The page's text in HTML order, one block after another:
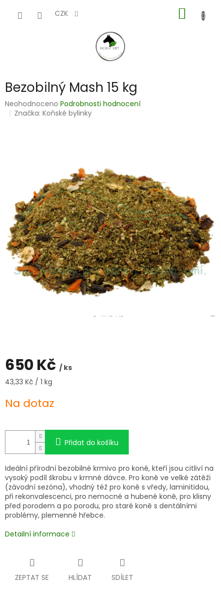
CZK
KOŠÍK
Bezobilný Mash 15 kg
Průměrné
hodnocení
Neohodnoceno Podrobnosti hodnocení
Značka:Koňské bylinky
650 Kč / ks
Měrná
43,33 Kč / 1 kg
Na dotaz
Přidat do košíku
Ideální přírodní bezobilné krmivo pro koně, kteří jsou citliví na
vysoký podíl škrobu v krmné dávce. Pro koně ve velké zátěži
(závodní sezóna), vhodný též pro koně s vředy, laminitidou,
při rekonvalescenci, pro nemocné a hubené koně, pro klisny
před porodem a po porodu, pro staré koně s dentálními
problémy, plemenné hřebce.
Detailní informace
ZEPTAT SE HLÍDAT SDÍLET